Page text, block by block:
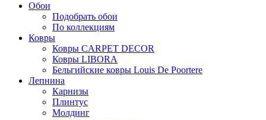
Обои
Подобрать обои
По коллекциям
Ковры
Ковры CARPET DECOR
Ковры LIBORA
Бельгийские ковры Louis De Poortere
Лепнина
Карнизы
Плинтус
Молдинг